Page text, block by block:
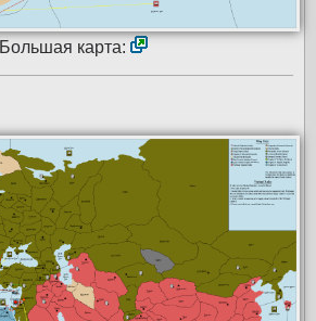
Большая карта: